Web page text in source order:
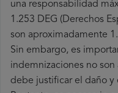
una responsabilidad
1.253 DEG (Derechos
son aproximadamente
Sin embargo, es
indemnizaciones no
debe justificar el daño y